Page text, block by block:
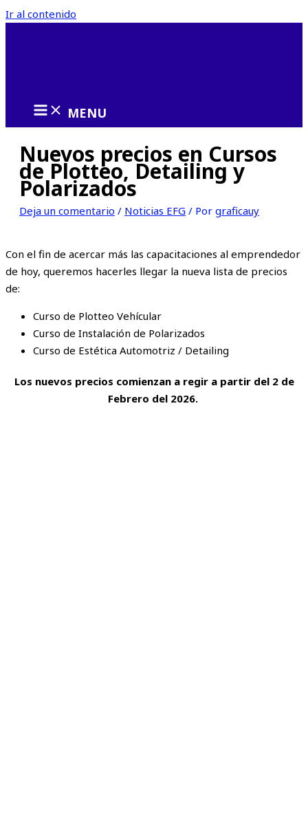
Ir al contenido
MENU
Nuevos precios en Cursos
de Plotteo, Detailing y
Polarizados
Deja un comentario / Noticias EFG / Por graficauy
Con el fin de acercar más las capacitaciones al emprendedor
de hoy, queremos hacerles llegar la nueva lista de precios
de:
Curso de Plotteo Vehícular
Curso de Instalación de Polarizados
Curso de Estética Automotriz / Detailing
Los nuevos precios comienzan a regir a partir del 2 de
Febrero del 2026.